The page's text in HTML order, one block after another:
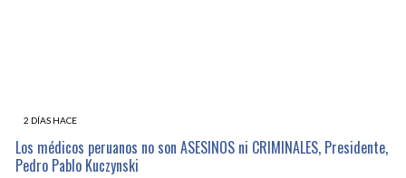
2 DÍAS HACE
Los médicos peruanos no son ASESINOS ni CRIMINALES, Presidente,
Pedro Pablo Kuczynski